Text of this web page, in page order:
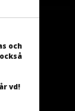
och
vd!